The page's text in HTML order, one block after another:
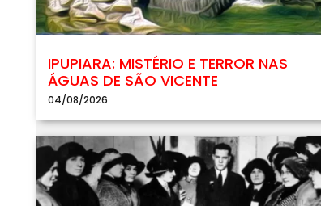
IPUPIARA: MISTÉRIO E TERROR NAS
ÁGUAS DE SÃO VICENTE
04/08/2026